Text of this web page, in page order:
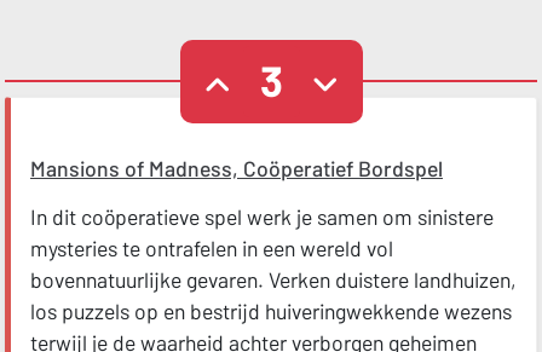
3
Mansions of Madness, Coöperatief Bordspel
In dit coöperatieve spel werk je samen om sinistere
mysteries te ontrafelen in een wereld vol
bovennatuurlijke gevaren. Verken duistere landhuizen,
los puzzels op en bestrijd huiveringwekkende wezens
terwijl je de waarheid achter verborgen geheimen